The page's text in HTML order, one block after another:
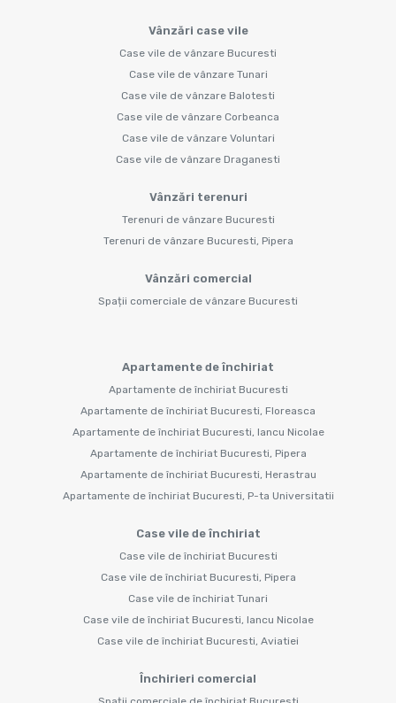
Vânzări case vile
Case vile de vânzare Bucuresti
Case vile de vânzare Tunari
Case vile de vânzare Balotesti
Case vile de vânzare Corbeanca
Case vile de vânzare Voluntari
Case vile de vânzare Draganesti
Vânzări terenuri
Terenuri de vânzare Bucuresti
Terenuri de vânzare Bucuresti, Pipera
Vânzări comercial
Spații comerciale de vânzare Bucuresti
Apartamente de închiriat
Apartamente de închiriat Bucuresti
Apartamente de închiriat Bucuresti, Floreasca
Apartamente de închiriat Bucuresti, Iancu Nicolae
Apartamente de închiriat Bucuresti, Pipera
Apartamente de închiriat Bucuresti, Herastrau
Apartamente de închiriat Bucuresti, P-ta Universitatii
Case vile de închiriat
Case vile de închiriat Bucuresti
Case vile de închiriat Bucuresti, Pipera
Case vile de închiriat Tunari
Case vile de închiriat Bucuresti, Iancu Nicolae
Case vile de închiriat Bucuresti, Aviatiei
Închirieri comercial